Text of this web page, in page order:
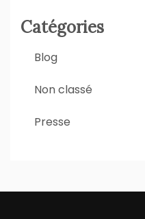
Catégories
Blog
Non classé
Presse